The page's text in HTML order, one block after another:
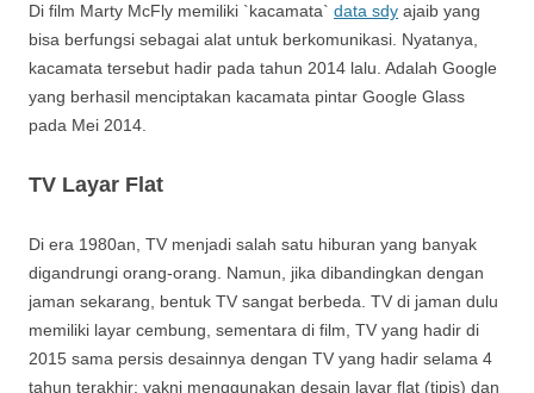
Di film Marty McFly memiliki `kacamata` data sdy ajaib yang
bisa berfungsi sebagai alat untuk berkomunikasi. Nyatanya,
kacamata tersebut hadir pada tahun 2014 lalu. Adalah Google
yang berhasil menciptakan kacamata pintar Google Glass
pada Mei 2014.
TV Layar Flat
Di era 1980an, TV menjadi salah satu hiburan yang banyak
digandrungi orang-orang. Namun, jika dibandingkan dengan
jaman sekarang, bentuk TV sangat berbeda. TV di jaman dulu
memiliki layar cembung, sementara di film, TV yang hadir di
2015 sama persis desainnya dengan TV yang hadir selama 4
tahun terakhir; yakni menggunakan desain layar flat (tipis) dan